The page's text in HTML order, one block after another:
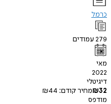
כרמל
279עמודים
מאי
2022
דיגיטלי
₪32 מחיר קודם: ₪44
מודפס